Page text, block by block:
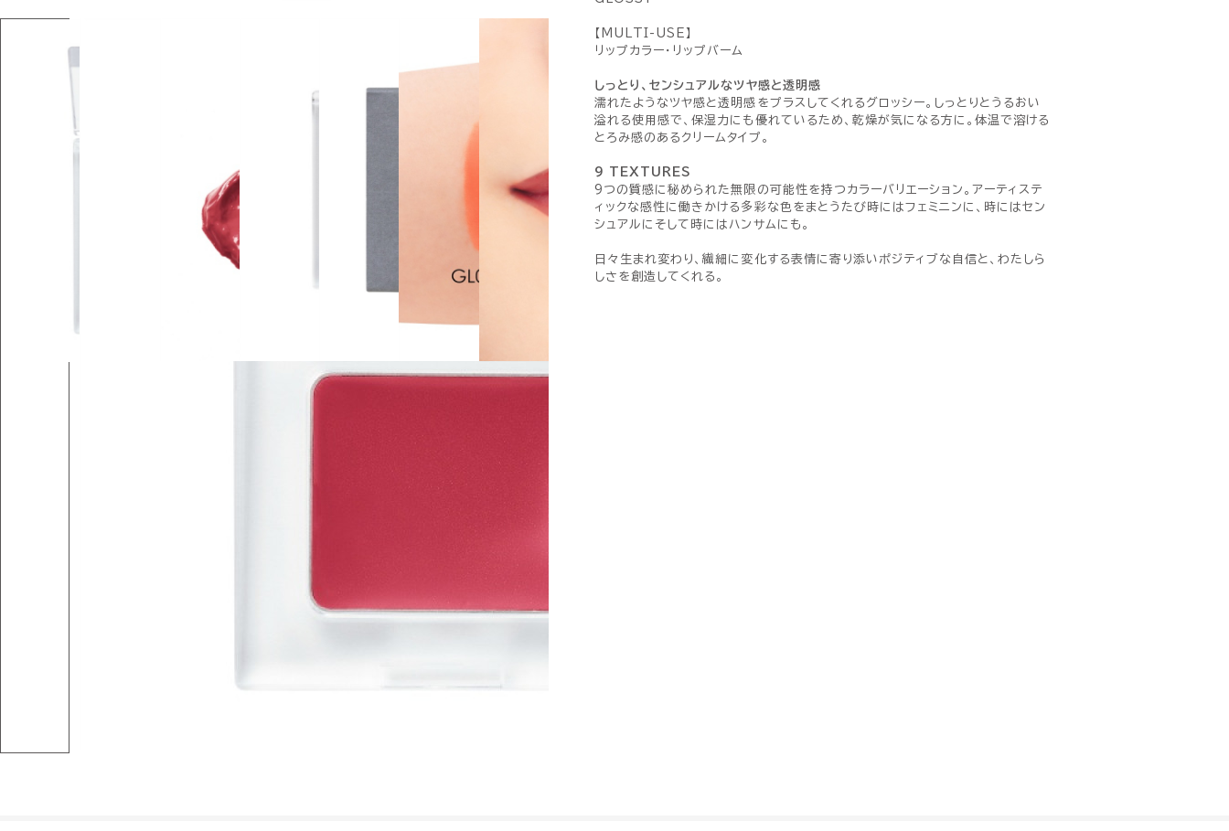
【MULTI-USE】
リップカラー・リップバーム
しっとり、センシュアルなツヤ感と透明感
濡れたようなツヤ感と透明感をプラスしてくれるグロッシー。しっとりとうるおい
溢れる使用感で、保湿力にも優れているため、乾燥が気になる方に。体温で溶ける
とろみ感のあるクリームタイプ。
9 TEXTURES
9つの質感に秘められた無限の可能性を持つカラーバリエーション。アーティステ
ィックな感性に働きかける多彩な色をまとうたび時にはフェミニンに、時にはセン
シュアルにそして時にはハンサムにも。
日々生まれ変わり、繊細に変化する表情に寄り添いポジティブな自信と、わたしら
しさを創造してくれる。